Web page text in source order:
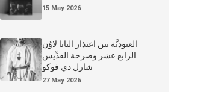
15 May 2026
العبوديَّة بين اعتذار البابا لاوُن
الرابع عشر وصرخة القدِّيس
شارل دي فوكو
27 May 2026